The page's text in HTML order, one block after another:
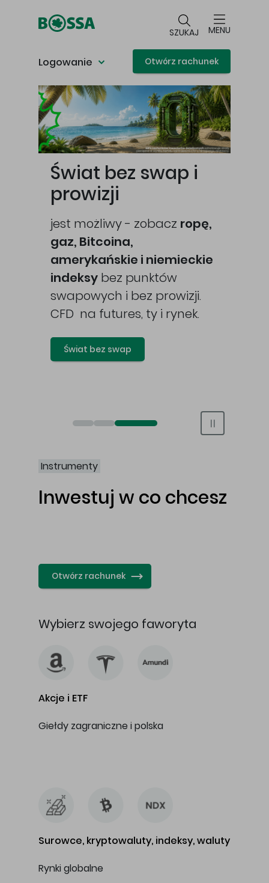
SZUKAJ MENU
Logowanie Otwórz rachunek
Główna treść
Świat bez swap i
prowizji
jest możliwy - zobacz ropę,
gaz, Bitcoina,
amerykańskie i niemieckie
indeksy bez punktów
swapowych i bez prowizji.
CFD na futures, ty i rynek.
Świat bez swap
Otwórz rachunek maklerski online
Otwórz konto IKE/IKZE
Świat bez swap i prowizji
Instrumenty
Inwestuj w co chcesz
Otwórz rachunek
Wybierz swojego faworyta
Akcje i ETF
Giełdy zagraniczne i polska
Surowce, kryptowaluty, indeksy, waluty
Rynki globalne